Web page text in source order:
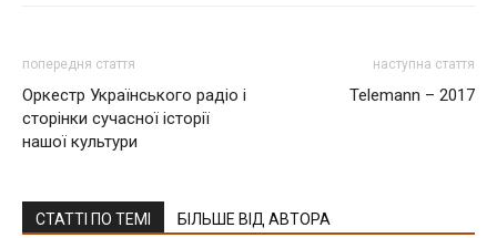
попередня стаття
Оркестр Українського радіо і
сторінки сучасної історії
нашої культури
наступна стаття
Telemann – 2017
СТАТТІ ПО ТЕМІ БІЛЬШЕ ВІД АВТОРА